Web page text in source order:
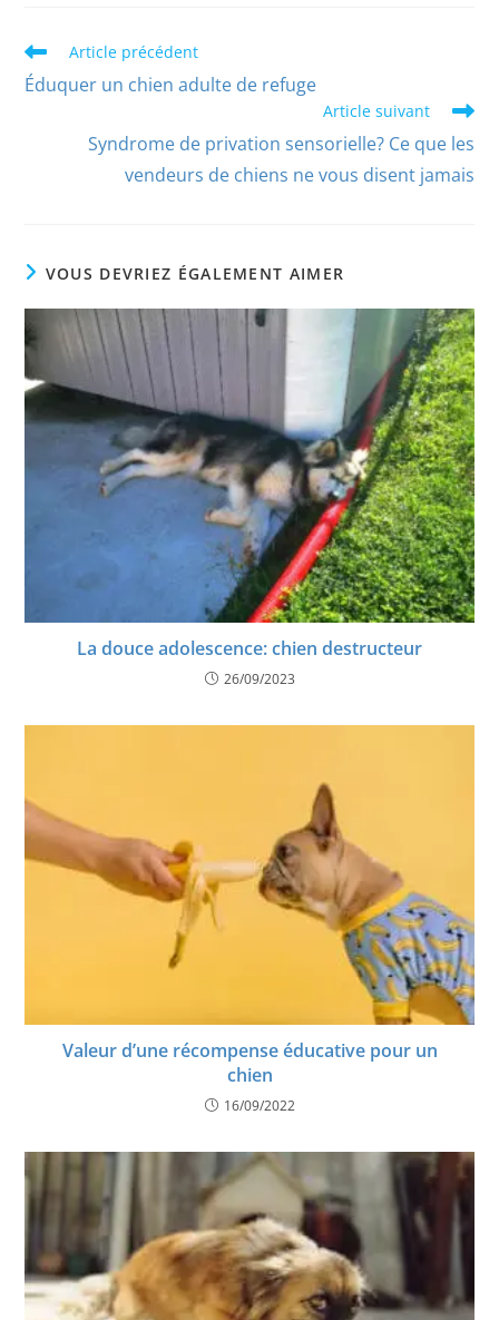
Article précédent
Éduquer un chien adulte de refuge
Article suivant
Syndrome de privation sensorielle? Ce que les
vendeurs de chiens ne vous disent jamais
VOUS DEVRIEZ ÉGALEMENT AIMER
La douce adolescence: chien destructeur
26/09/2023
Valeur d’une récompense éducative pour un
chien
16/09/2022